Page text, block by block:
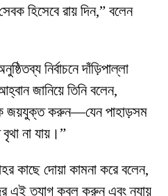
হিসেবে রায় দিন,” বলেন
নির্বাচনে দাঁড়িপাল্লা
জানিয়ে তিনি বলেন,
জয়যুক্ত করুন—যেন পাহাড়সম
না যায়।”
কাছে দোয়া কামনা করে বলেন,
এই ত্যাগ কবুল করুন এবং ন্যায়